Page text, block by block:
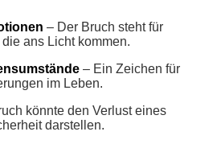
– Der Bruch steht für
ans Licht kommen.
– Ein Zeichen für
im Leben.
könnte den Verlust eines
darstellen.